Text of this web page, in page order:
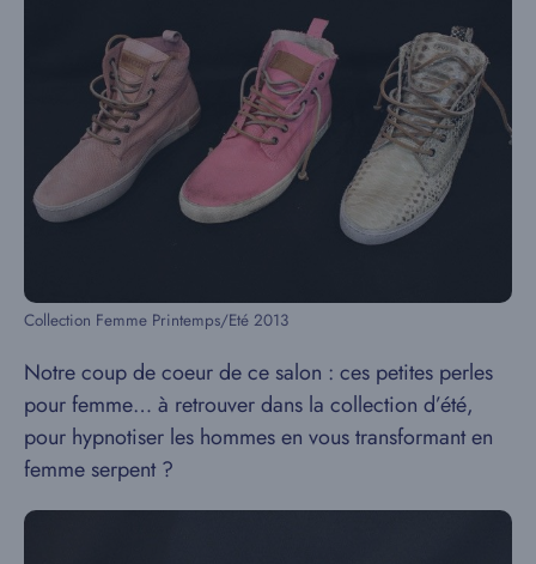
Collection Femme Printemps/Eté 2013
Notre coup de coeur de ce salon : ces petites perles
pour femme… à retrouver dans la collection d’été,
pour hypnotiser les hommes en vous transformant en
femme serpent ?